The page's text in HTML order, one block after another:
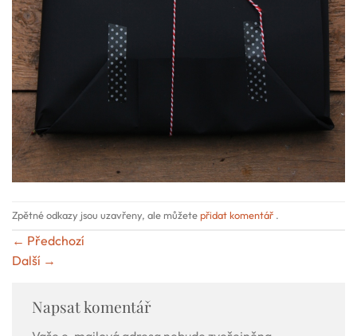
Zpětné odkazy jsou uzavřeny, ale můžetepřidat komentář .
← Předchozí
Další →
Napsat komentář